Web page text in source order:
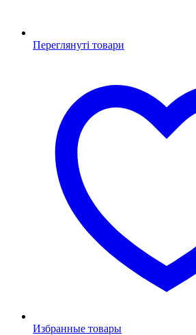
Переглянуті товари
Избранные товары